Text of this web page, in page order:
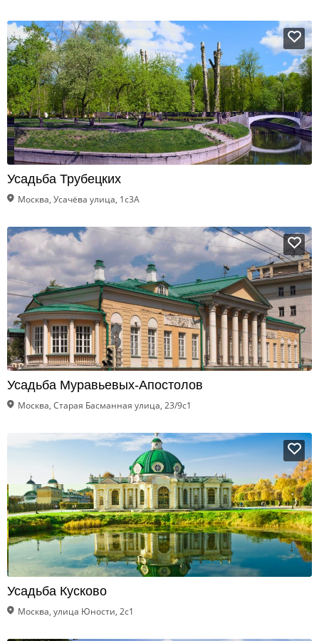
Усадьба Трубецких
Москва, Усачёва улица, 1с3А
Усадьба Муравьевых-Апостолов
Москва, Старая Басманная улица, 23/9с1
Усадьба Кусково
Москва, улица Юности, 2с1